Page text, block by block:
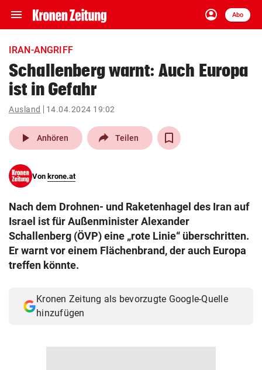
menu Navigation
ein-/ausklappen
account_circle
Anmelden
Abo
close Schließen
account_circle Anmelden
pin_drop
Wien arrow_right
search
eingeben
IRAN-ANGRIFF
Schallenberg warnt: Auch Europa
ist in Gefahr
Ausland 14.04.2024 19:02
play_arrow Anhören Teilen
Von krone.at
Nach dem Drohnen- und Raketenhagel des Iran auf
Israel ist für Außenminister Alexander
Schallenberg (ÖVP) eine „rote Linie“ überschritten.
Er warnt vor einem Flächenbrand, der auch Europa
treffen könnte.
Kronen Zeitung als bevorzugte Google-Quelle
hinzufügen